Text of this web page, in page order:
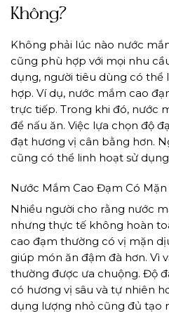
Không?
Không phải lúc nào nước
cũng phù hợp với mọi nhu
dụng, người tiêu dùng có thể
hợp. Ví dụ, nước mắm cao
trực tiếp. Trong khi đó, nước
để nấu ăn. Việc lựa chọn độ
đạt hương vị cân bằng hơn.
cũng có thể linh hoạt sử
Nước Mắm Cao Đạm Có
Nhiều người cho rằng nước
nhưng thực tế không hoàn
cao đạm thường có vị mặn
giúp món ăn đậm đà hơn. Vì
thường được ưa chuộng. Độ
có hương vị sâu và tự nhiên
dụng lượng nhỏ cũng đủ tạo